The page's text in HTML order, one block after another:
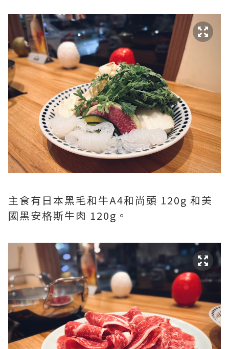
主食有日本黑毛和牛A4和尚頭 120g 和美
國黑安格斯牛肉 120g。